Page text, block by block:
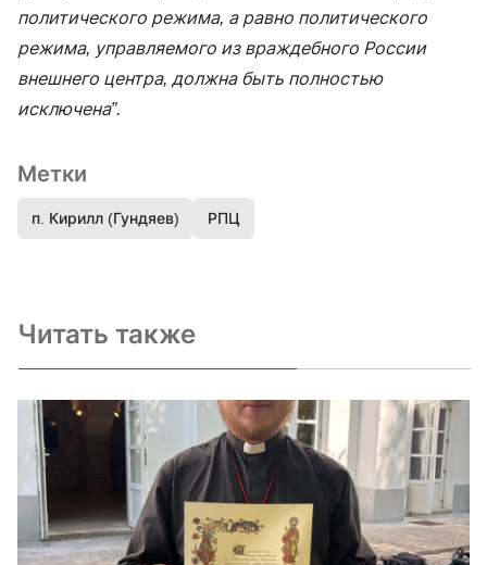
политического режима, а равно политического
режима, управляемого из враждебного России
внешнего центра, должна быть полностью
исключена”.
Метки
п. Кирилл (Гундяев) РПЦ
Читать также